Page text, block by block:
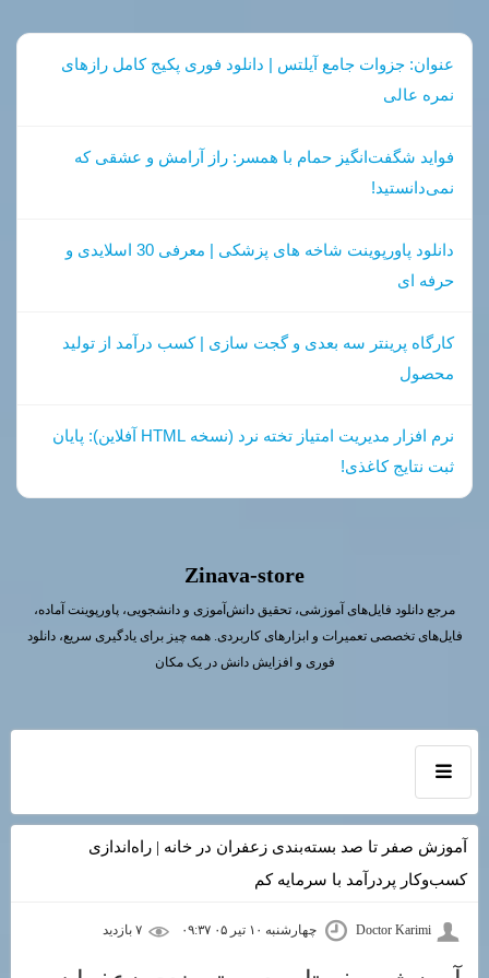
عنوان: جزوات جامع آیلتس | دانلود فوری پکیج کامل رازهای
نمره عالی
فواید شگفت‌انگیز حمام با همسر: راز آرامش و عشقی که
نمی‌دانستید!
دانلود پاورپوینت شاخه های پزشکی | معرفی 30 اسلایدی و
حرفه ای
کارگاه پرینتر سه بعدی و گجت سازی | کسب درآمد از تولید
محصول
نرم افزار مدیریت امتیاز تخته نرد (نسخه HTML آفلاین): پایان
ثبت نتایج کاغذی!
Zinava-store
مرجع دانلود فایل‌های آموزشی، تحقیق دانش‌آموزی و دانشجویی، پاورپوینت آماده،
فایل‌های تخصصی تعمیرات و ابزارهای کاربردی. همه چیز برای یادگیری سریع، دانلود
فوری و افزایش دانش در یک مکان
آموزش صفر تا صد بسته‌بندی زعفران در خانه | راه‌اندازی
کسب‌وکار پردرآمد با سرمایه کم
Doctor Karimi چهارشنبه ۱۰ تیر ۰۵ ۰۹:۳۷